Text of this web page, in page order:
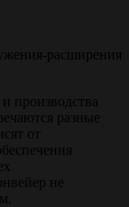
расширения
производства
разные
от
не